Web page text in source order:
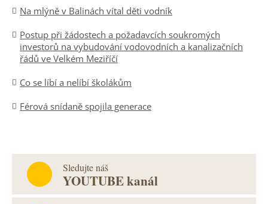
Na mlýně v Balinách vítal děti vodník
Postup při žádostech a požadavcích soukromých
investorů na vybudování vodovodních a kanalizačních
řádů ve Velkém Meziříčí
Co se líbí a nelíbí školákům
Férová snídaně spojila generace
Sledujte náš
YOUTUBE kanál